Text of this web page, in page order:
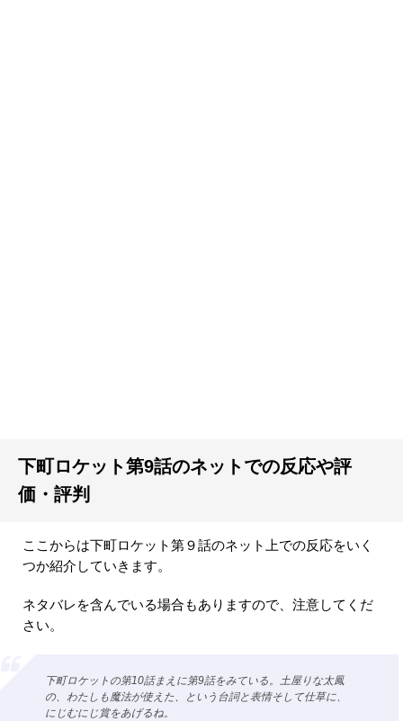
下町ロケット第9話のネットでの反応や評
価・評判
ここからは下町ロケット第９話のネット上での反応をいく
つか紹介していきます。
ネタバレを含んでいる場合もありますので、注意してくだ
さい。
下町ロケットの第10話まえに第9話をみている。土屋りな太鳳
の、わたしも魔法が使えた、という台詞と表情そして仕草に、
にじむにじ賞をあげるね。